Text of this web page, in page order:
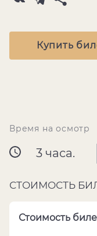
Купить
Время на осмотр
3 часа.
СТОИМОСТЬ
Стоимость